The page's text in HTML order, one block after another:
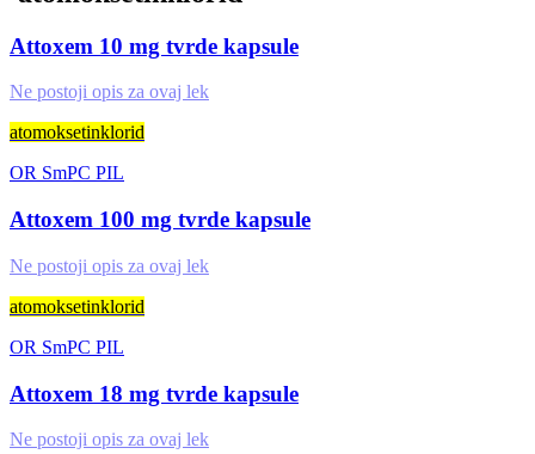
Attoxem 10 mg tvrde kapsule
Ne postoji opis za ovaj lek
atomoksetinklorid
OR SmPC PIL
Attoxem 100 mg tvrde kapsule
Ne postoji opis za ovaj lek
atomoksetinklorid
OR SmPC PIL
Attoxem 18 mg tvrde kapsule
Ne postoji opis za ovaj lek